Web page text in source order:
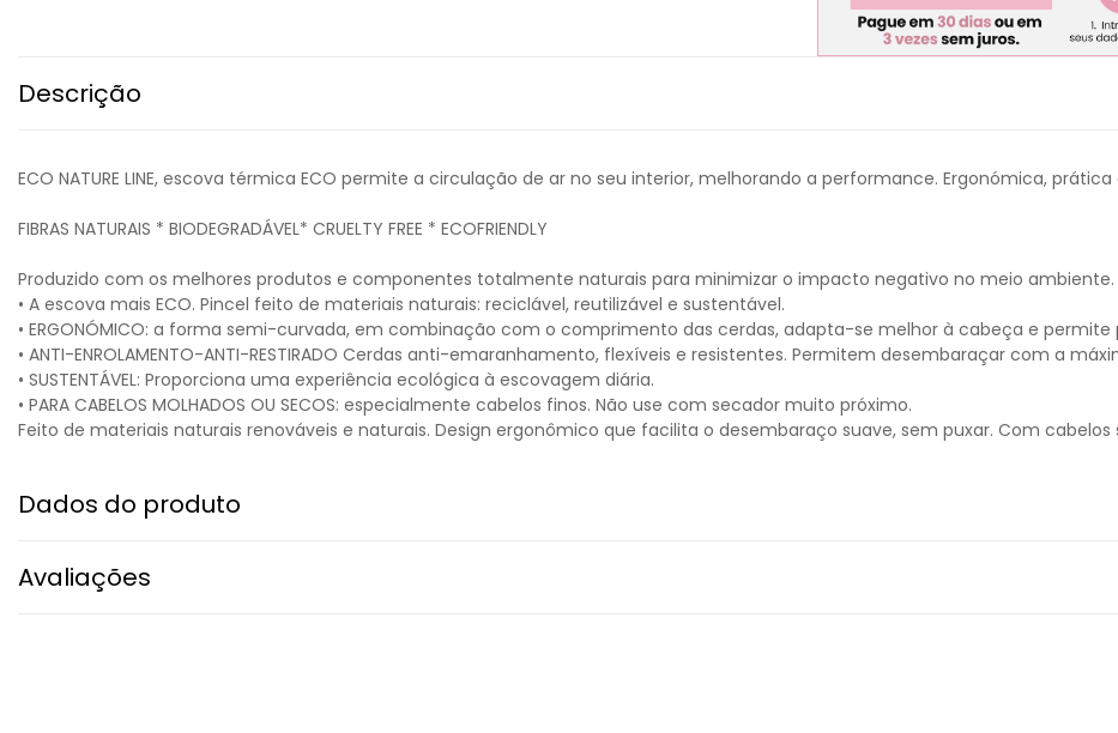
Descrição
ECO NATURE LINE, escova térmica ECO permite a circulação de ar no seu interior, melhorando a performance. Ergonómica,
FIBRAS NATURAIS * BIODEGRADÁVEL* CRUELTY FREE * ECOFRIENDLY
Produzido com os melhores produtos e componentes totalmente naturais para minimizar o impacto negativo no meio ambiente.
• A escova mais ECO. Pincel feito de materiais naturais: reciclável, reutilizável e sustentável.
• ERGONÓMICO: a forma semi-curvada, em combinação com o comprimento das cerdas, adapta-se melhor à cabeça e
• ANTI-ENROLAMENTO-ANTI-RESTIRADO Cerdas anti-emaranhamento, flexíveis e resistentes. Permitem desembaraçar com a
• SUSTENTÁVEL: Proporciona uma experiência ecológica à escovagem diária.
• PARA CABELOS MOLHADOS OU SECOS: especialmente cabelos finos. Não use com secador muito próximo.
Feito de materiais naturais renováveis e naturais. Design ergonômico que facilita o desembaraço suave, sem puxar. Com
Dados do produto
Avaliações